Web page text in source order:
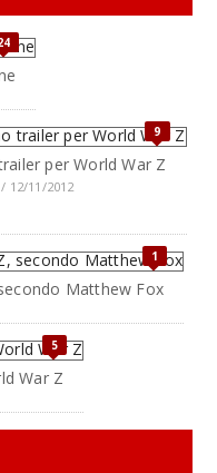
9
per World War Z
12/11/2012
1
Matthew Fox
5
War Z